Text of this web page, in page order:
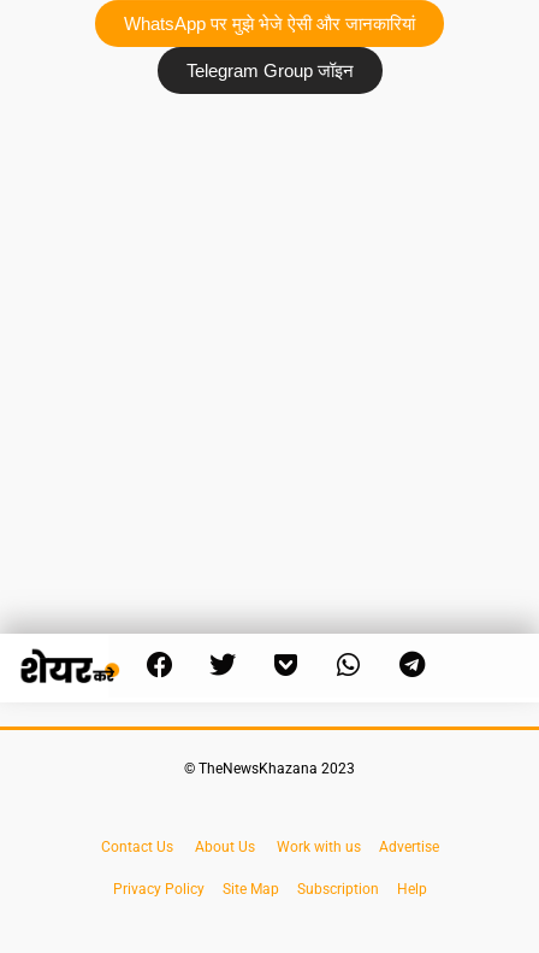
WhatsApp पर मुझे भेजे ऐसी और जानकारियां
Telegram Group जॉइन
© TheNewsKhazana 2023
Contact Us About Us Work with us Advertise
Privacy Policy Site Map Subscription Help